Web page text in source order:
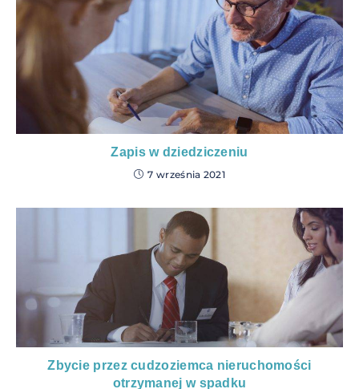
Zapis w dziedziczeniu
7 września 2021
Zbycie przez cudzoziemca nieruchomości
otrzymanej w spadku